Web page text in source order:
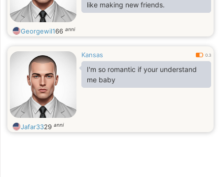
like making new friends.
Georgewil166 anni
Kansas 0.3
I'm so romantic if your understand
me baby
Jafar3329 anni